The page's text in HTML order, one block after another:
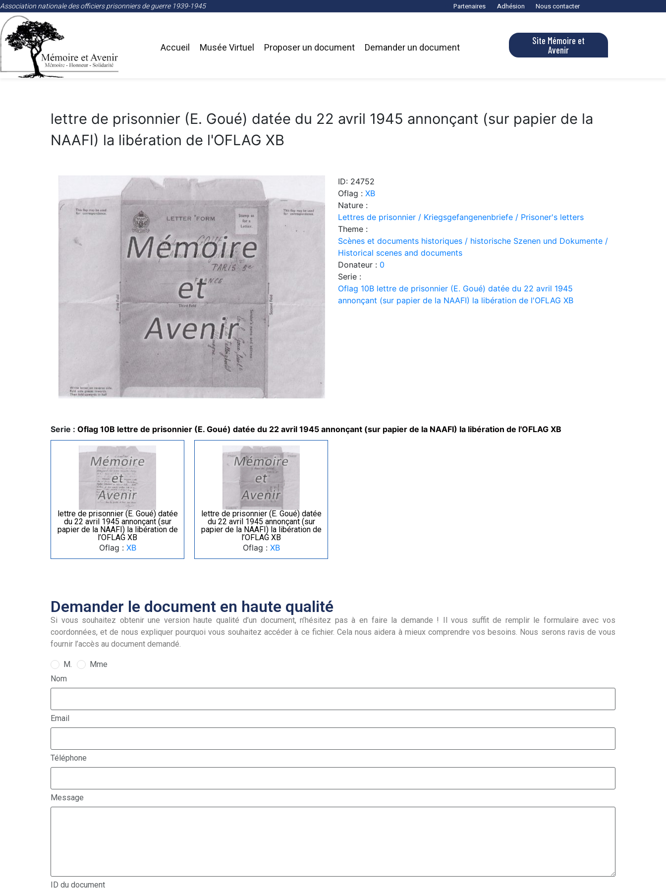
Association nationale des officiers prisonniers de guerre 1939-1945 Partenaires Adhésion Nous contacter
Accueil Musée Virtuel Proposer un document Demander un document
Site Mémoire et
Avenir
lettre de prisonnier (E. Goué) datée du 22 avril 1945 annonçant (sur papier de la
NAAFI) la libération de l'OFLAG XB
ID: 24752
Oflag : XB
Nature :
Lettres de prisonnier / Kriegsgefangenenbriefe / Prisoner's letters
Theme :
Scènes et documents historiques / historische Szenen und Dokumente /
Historical scenes and documents
Donateur : 0
Serie :
Oflag 10B lettre de prisonnier (E. Goué) datée du 22 avril 1945
annonçant (sur papier de la NAAFI) la libération de l'OFLAG XB
Serie : Oflag 10B lettre de prisonnier (E. Goué) datée du 22 avril 1945 annonçant (sur papier de la NAAFI) la libération de l'OFLAG XB
lettre de prisonnier (E. Goué) datée
du 22 avril 1945 annonçant (sur
papier de la NAAFI) la libération de
l’OFLAG XB
Oflag : XB
lettre de prisonnier (E. Goué) datée
du 22 avril 1945 annonçant (sur
papier de la NAAFI) la libération de
l’OFLAG XB
Oflag : XB
Demander le document en haute qualité
Si vous souhaitez obtenir une version haute qualité d’un document, n’hésitez pas à en faire la demande ! Il vous suffit de remplir le formulaire avec vos
coordonnées, et de nous expliquer pourquoi vous souhaitez accéder à ce fichier. Cela nous aidera à mieux comprendre vos besoins. Nous serons ravis de vous
fournir l’accès au document demandé.
M.
Mme
Nom
Email
Téléphone
Message
ID du document